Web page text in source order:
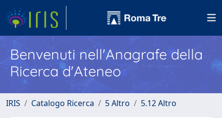
Benvenuti nell'Anagrafe della
Ricerca d'Ateneo
IRIS Catalogo Ricerca 5 Altro 5.12 Altro